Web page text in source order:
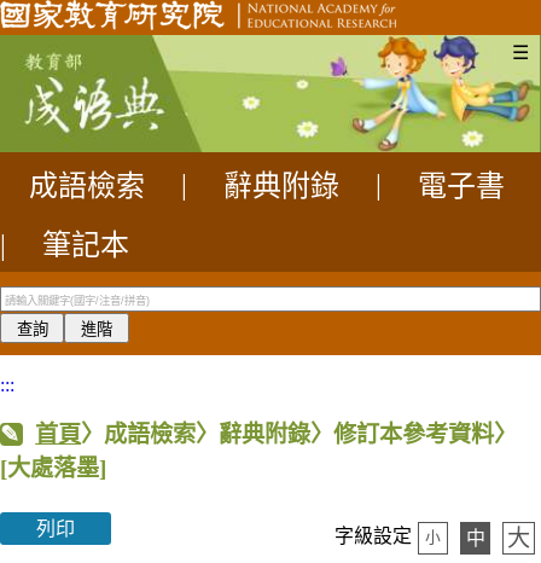
☰
成語檢索 辭典附錄
電子書
|
筆記本
:::
首頁〉成語檢索〉辭典附錄〉修訂本參考資料〉
[大處落墨]
列印 字級設定 小 中 大